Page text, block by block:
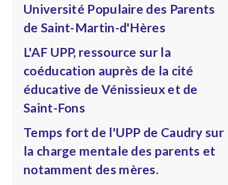
Université Populaire des Parents
de Saint-Martin-d'Hères
L'AF UPP, ressource sur la
coéducation auprès de la cité
éducative de Vénissieux et de
Saint-Fons
Temps fort de l'UPP de Caudry sur
la charge mentale des parents et
notamment des mères.